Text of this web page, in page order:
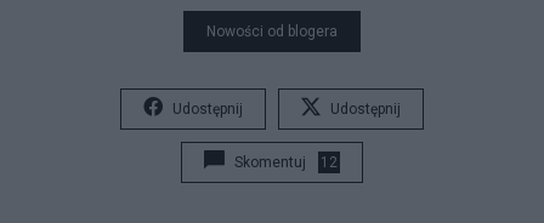
Nowości od blogera
Udostępnij Udostępnij
Skomentuj 12